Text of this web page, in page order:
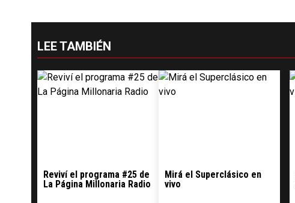
LEE TAMBIÉN
Reviví el programa #25 de
La Página Millonaria Radio
Mirá el Superclásico en
vivo